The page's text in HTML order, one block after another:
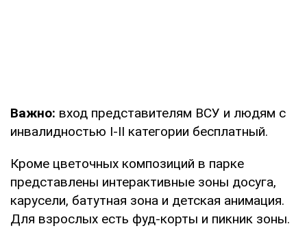
Важно: вход представителям ВСУ и людям с
инвалидностью I-II категории бесплатный.
Кроме цветочных композиций в парке
представлены интерактивные зоны досуга,
карусели, батутная зона и детская анимация.
Для взрослых есть фуд-корты и пикник зоны.